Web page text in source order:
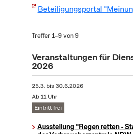
Beteiligungsportal
Treffer 1–9 von 9
Veranstaltungen für
2026
25.3. bis30.6.2026
Ab 11 Uhr
Eintritt frei
Ausstellung "Regen retten -